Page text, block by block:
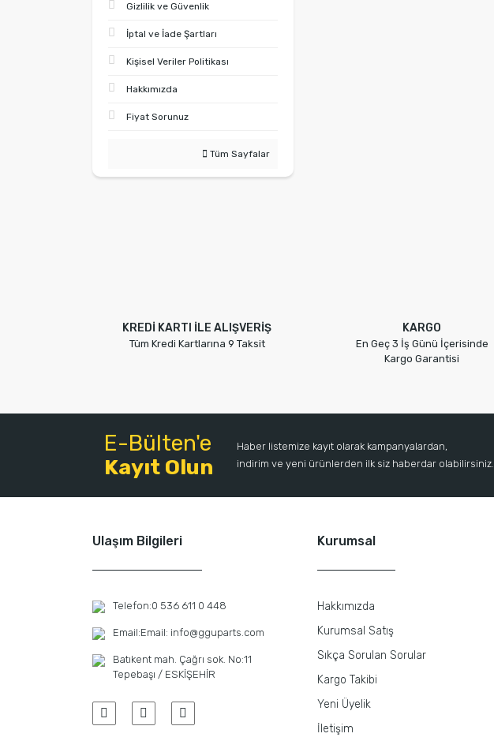
Gizlilik ve Güvenlik
İptal ve İade Şartları
Kişisel Veriler Politikası
Hakkımızda
Fiyat Sorunuz
Tüm Sayfalar
KREDİ KARTI İLE ALIŞVERİŞ
Tüm Kredi Kartlarına 9 Taksit
KARGO
En Geç 3 İş Günü İçerisinde
Kargo Garantisi
E-Bülten'e
Kayıt Olun
Haber listemize kayıt olarak kampanyalardan,
indirim ve yeni ürünlerden ilk siz haberdar olabilirsiniz.
Ulaşım Bilgileri
Telefon:0 536 611 0 448
Email:Email: info@gguparts.com
Batıkent mah. Çağrı sok. No:11
Tepebaşı / ESKİŞEHİR
Kurumsal
Hakkımızda
Kurumsal Satış
Sıkça Sorulan Sorular
Kargo Takibi
Yeni Üyelik
İletişim